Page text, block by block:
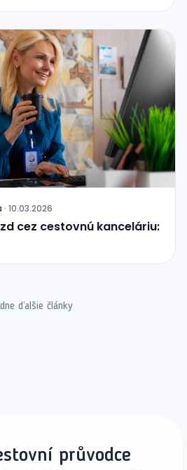
· 10.03.2026
cez cestovnú kanceláriu:
ďalšie články
průvodce